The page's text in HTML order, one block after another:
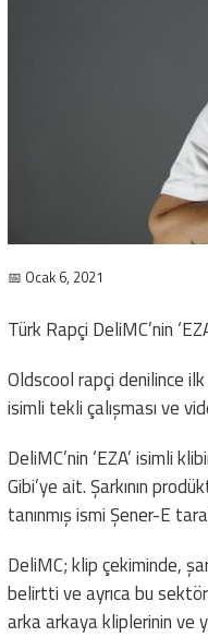
📅 Ocak 6, 2021
Türk Rapçi DeliMC’nin
Oldscool rapçi denilince
isimli tekli çalışması ve
DeliMC’nin ‘EZA’ isimli
Gibi’ye ait. Şarkının
tanınmış ismi Şener-E
DeliMC; klip çekiminde,
belirtti ve ayrıca bu
arka arkaya kliplerinin ve